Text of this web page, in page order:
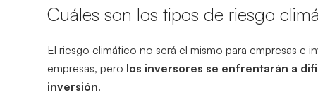
Cuáles son los tipos de riesgo
El riesgo climático no será el mismo para empresas e
empresas, pero los inversores se enfrentarán a
inversión.